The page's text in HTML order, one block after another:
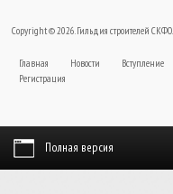
Copyright © 2026. Гильдия строителей СКФО.
Главная Новости Вступление
Регистрация
Полная версия